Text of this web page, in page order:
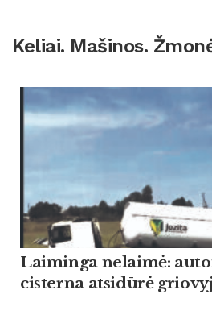
Keliai. Mašinos.
Laiminga nelaimė:
cisterna atsidūrė